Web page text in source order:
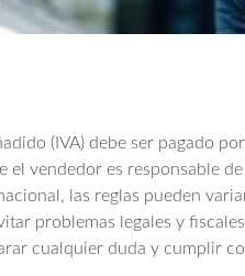
(IVA) debe ser pagado
vendedor es responsable
las reglas pueden
problemas legales y
cualquier duda y cumplir